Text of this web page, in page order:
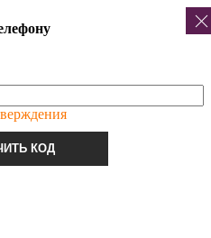
КОД